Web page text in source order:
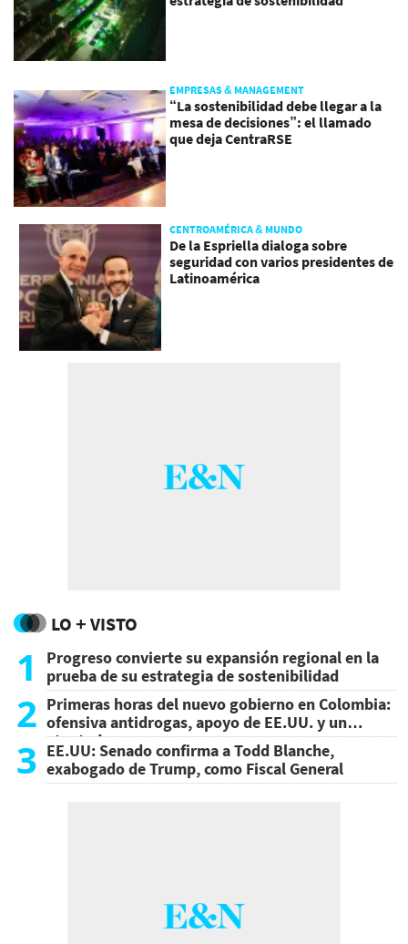
EMPRESAS & MANAGEMENT
“La sostenibilidad debe llegar a la
mesa de decisiones”: el llamado
que deja CentraRSE
CENTROAMÉRICA & MUNDO
De la Espriella dialoga sobre
seguridad con varios presidentes de
Latinoamérica
LO + VISTO
1
Progreso convierte su expansión regional en la
prueba de su estrategia de sostenibilidad
2 Primeras horas del nuevo gobierno en Colombia:
ofensiva antidrogas, apoyo de EE.UU. y un
atentado
3 EE.UU: Senado confirma a Todd Blanche,
exabogado de Trump, como Fiscal General